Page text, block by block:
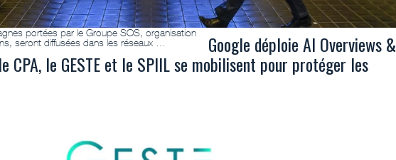
portées par le Groupe SOS, organisation
seront diffusées dans les réseaux …
Google déploie AI Overviews &
CPA, le GESTE et le SPIIL se mobilisent pour protéger les